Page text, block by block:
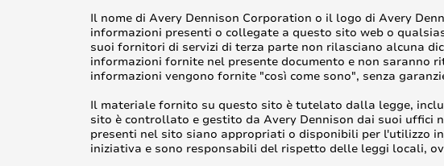
Il nome di Avery Dennison Corporation o il logo di Avery
informazioni presenti o collegate a questo sito web o
suoi fornitori di servizi di terza parte non rilasciano alcuna
informazioni fornite nel presente documento e non saranno
informazioni vengono fornite "così come sono", senza
Il materiale fornito su questo sito è tutelato dalla legge,
sito è controllato e gestito da Avery Dennison dai suoi uffici
presenti nel sito siano appropriati o disponibili per l'utilizzo
iniziativa e sono responsabili del rispetto delle leggi locali,